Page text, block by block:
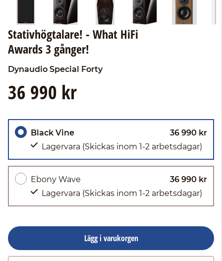
Stativhögtalare! - What HiFi
Awards 3 gånger!
Dynaudio Special Forty
36 990 kr
Black Vine
36 990 kr
Lagervara (Skickas inom 1-2 arbetsdagar)
Ebony Wave
36 990 kr
Lagervara (Skickas inom 1-2 arbetsdagar)
Lägg i varukorgen